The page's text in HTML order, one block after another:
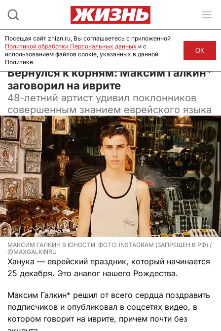
26 декабря 2024, 12:30
Вернулся к корням: Максим Галкин*
заговорил на иврите
48-летний артист удивил поклонников
совершенным знанием еврейского языка
МАКСИМ ГАЛКИН В ЮНОСТИ. ФОТО: INSTAGRAM (ЗАПРЕЩЕН В РФ) /
@MAXGALKINRU
Ханука — еврейский праздник, который начинается
25 декабря. Это аналог нашего Рождества.
Максим Галкин* решил от всего сердца поздравить
подписчиков и опубликовал в соцсетях видео, в
котором говорит на иврите, причем почти без
Посещая сайт zhizn.ru, Вы соглашаетесь с приложенной
Политикой обработки Персональных данных и с
использованием файлов cookie, указанных в данной
Политике.
ОК